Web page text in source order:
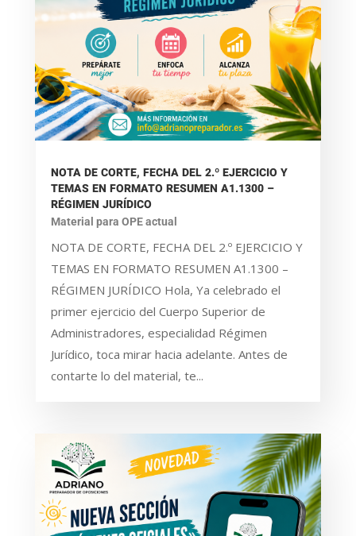
NOTA DE CORTE, FECHA DEL 2.º EJERCICIO Y
TEMAS EN FORMATO RESUMEN A1.1300 –
RÉGIMEN JURÍDICO
Material para OPE actual
NOTA DE CORTE, FECHA DEL 2.º EJERCICIO Y
TEMAS EN FORMATO RESUMEN A1.1300 –
RÉGIMEN JURÍDICO Hola, Ya celebrado el
primer ejercicio del Cuerpo Superior de
Administradores, especialidad Régimen
Jurídico, toca mirar hacia adelante. Antes de
contarte lo del material, te...